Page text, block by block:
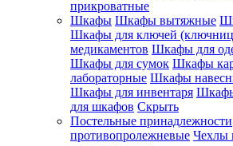
прикроватные
Шкафы Шкафы вытяжные
Шкафы для ключей
медикаментов Шкафы для
Шкафы для сумок Шкафы
лабораторные Шкафы
Шкафы для инвентаря
для шкафов Скрыть
Постельные принадлежности
противопролежневые Чехлы